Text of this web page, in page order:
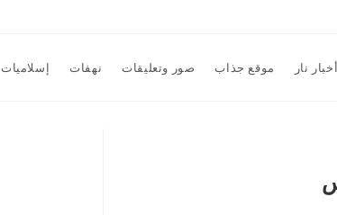
أخبار نار موقع جذاب صور وتعليقات نهفات إسلاميات